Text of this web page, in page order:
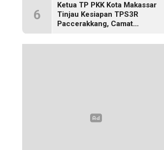
6
Ketua TP PKK Kota Makassar
Tinjau Kesiapan TPS3R
Paccerakkang, Camat